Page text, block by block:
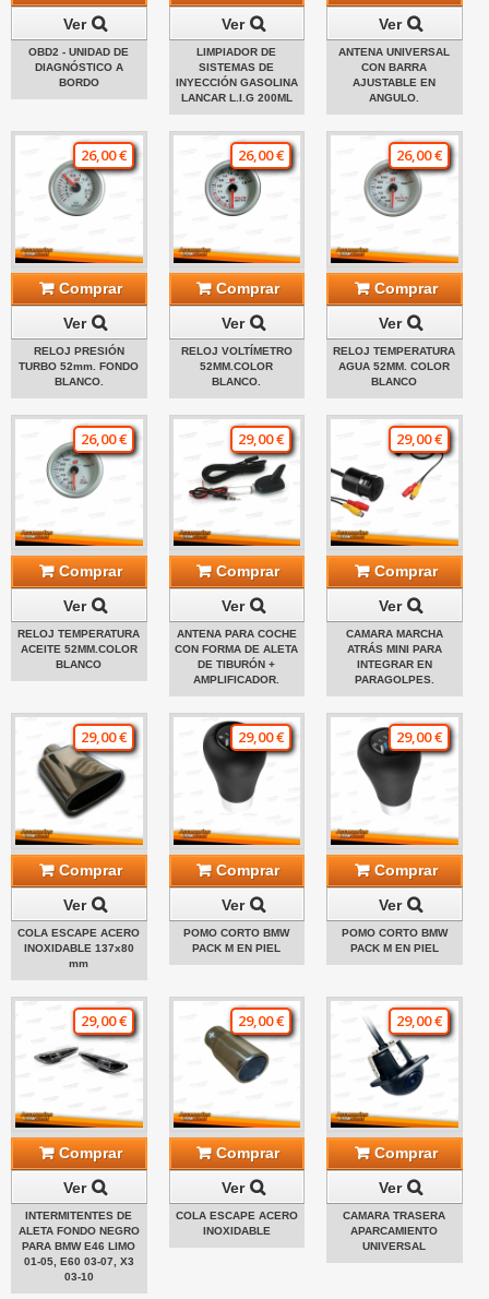
Ver
OBD2 - UNIDAD DE
DIAGNÓSTICO A
BORDO
Ver
LIMPIADOR DE
SISTEMAS DE
INYECCIÓN GASOLINA
LANCAR L.I.G 200ML
Ver
ANTENA UNIVERSAL
CON BARRA
AJUSTABLE EN
ANGULO.
26,00 €
Comprar
Ver
RELOJ PRESIÓN
TURBO 52mm. FONDO
BLANCO.
26,00 €
Comprar
Ver
RELOJ VOLTÍMETRO
52MM.COLOR
BLANCO.
26,00 €
Comprar
Ver
RELOJ TEMPERATURA
AGUA 52MM. COLOR
BLANCO
26,00 €
Comprar
Ver
RELOJ TEMPERATURA
ACEITE 52MM.COLOR
BLANCO
29,00 €
Comprar
Ver
ANTENA PARA COCHE
CON FORMA DE ALETA
DE TIBURÓN +
AMPLIFICADOR.
29,00 €
Comprar
Ver
CAMARA MARCHA
ATRÁS MINI PARA
INTEGRAR EN
PARAGOLPES.
29,00 €
Comprar
Ver
COLA ESCAPE ACERO
INOXIDABLE 137x80
mm
29,00 €
Comprar
Ver
POMO CORTO BMW
PACK M EN PIEL
29,00 €
Comprar
Ver
POMO CORTO BMW
PACK M EN PIEL
29,00 €
Comprar
Ver
INTERMITENTES DE
ALETA FONDO NEGRO
PARA BMW E46 LIMO
01-05, E60 03-07, X3
03-10
29,00 €
Comprar
Ver
COLA ESCAPE ACERO
INOXIDABLE
29,00 €
Comprar
Ver
CAMARA TRASERA
APARCAMIENTO
UNIVERSAL